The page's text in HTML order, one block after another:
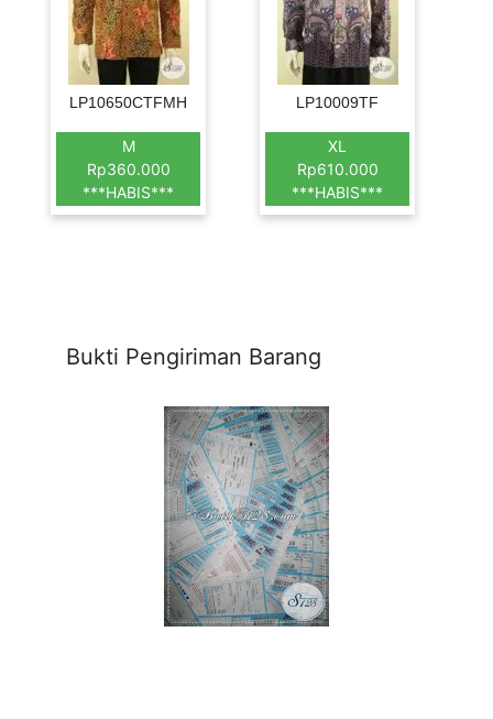
LP10650CTFMH
M
Rp360.000
***HABIS***
LP10009TF
XL
Rp610.000
***HABIS***
Bukti Pengiriman Barang